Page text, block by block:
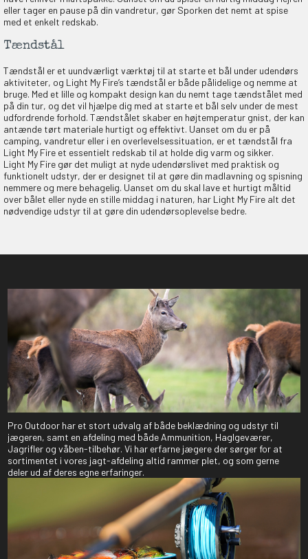
eller tager en pause på din vandretur, gør Sporken det nemt at spise
med et enkelt redskab.
Tændstål
Tændstål er et uundværligt værktøj til at starte et bål under udendørs
aktiviteter, og Light My Fire’s tændstål er både pålidelige og nemme at
bruge. Med et lille og kompakt design kan du nemt tage tændstålet med
på din tur, og det vil hjælpe dig med at starte et bål selv under de mest
udfordrende forhold. Tændstålet skaber en højtemperatur gnist, der kan
antænde tørt materiale hurtigt og effektivt. Uanset om du er på
camping, vandretur eller i en overlevelsessituation, er et tændstål fra
Light My Fire et essentielt redskab til at holde dig varm og sikker.
Light My Fire gør det muligt at nyde udendørslivet med praktisk og
funktionelt udstyr, der er designet til at gøre din madlavning og spisning
nemmere og mere behagelig. Uanset om du skal lave et hurtigt måltid
over bålet eller nyde en stille middag i naturen, har Light My Fire alt det
nødvendige udstyr til at gøre din udendørsoplevelse bedre.
Pro Outdoor har et stort udvalg af både beklædning og udstyr til
jægeren, samt en afdeling med både Ammunition, Haglgeværer,
Jagrifler og våben-tilbehør. Vi har erfarne jægere der sørger for at
sortimentet i vores jagt-afdeling altid rammer plet, og som gerne
deler ud af deres egne erfaringer.